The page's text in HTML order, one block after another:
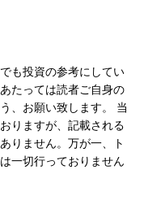
も投資の参考にしてい
たっては読者ご自身の
、お願い致します。 当
りますが、記載される
りません。万が一、ト
一切行っておりません